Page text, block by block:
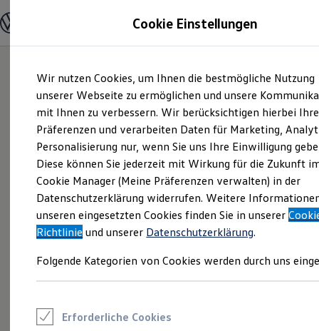
Hauptinhalt
springen
Footer
springen
Modelle und Konfigurator
Modelle vergleichen
Elektroautos
ENERGY Sondermodelle
Nutzfahrzeuge
SUV und CUV
Familienautos
Kombis
Kompaktwagen
Sportwagen
Schnell verfügbare Fahrzeuge
Angebote und Produkte
Aktuelle Angebote
E-Auto-Förderung
Volkswagen Marktplatz
Junge Gebrauchtwagen und Gebrauchtwagen
Saisonangebote
Cookie Einstellungen
Wir nutzen Cookies, um Ihnen die bestmögliche Nutzung
unserer Webseite zu ermöglichen und unsere
mit Ihnen zu verbessern. Wir berücksichtigen hierbei Ihre
Präferenzen und verarbeiten Daten für Marketing,
Personalisierung nur, wenn Sie uns Ihre Einwilligung
Diese können Sie jederzeit mit Wirkung für die Zukunft
Cookie Manager (Meine Präferenzen verwalten) in der
Datenschutzerklärung widerrufen. Weitere
unseren eingesetzten Cookies finden Sie in unserer
Richtlinie und unserer Datenschutzerklärung.
Folgende Kategorien von Cookies werden durch uns
Erforderliche Cookies